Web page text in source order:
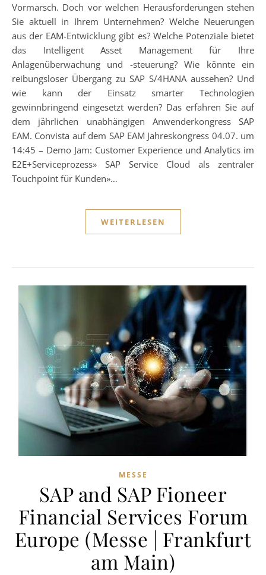
Vormarsch. Doch vor welchen Herausforderungen stehen
Sie aktuell in Ihrem Unternehmen? Welche Neuerungen
aus der EAM-Entwicklung gibt es? Welche Potenziale bietet
das Intelligent Asset Management für Ihre
Anlagenüberwachung und -steuerung? Wie könnte ein
reibungsloser Übergang zu SAP S/4HANA aussehen? Und
wie kann der Einsatz smarter Technologien
gewinnbringend eingesetzt werden? Das erfahren Sie auf
dem jährlichen unabhängigen Anwenderkongress SAP
EAM. Convista auf dem SAP EAM Jahreskongress 04.07. um
14:45 – Demo Jam: Customer Experience und Analytics im
E2E+Serviceprozess» SAP Service Cloud als zentraler
Touchpoint für Kunden»…
WEITERLESEN
MESSE
SAP and SAP Fioneer
Financial Services Forum
Europe (Messe | Frankfurt
am Main)